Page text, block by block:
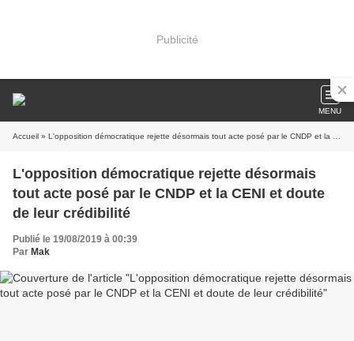
Publicité
MENU
Accueil » L'opposition démocratique rejette désormais tout acte posé par le CNDP et la CENI et doute de leur crédibilité
L'opposition démocratique rejette désormais
tout acte posé par le CNDP et la CENI et doute
de leur crédibilité
Publié le 19/08/2019 à 00:39
Par Mak